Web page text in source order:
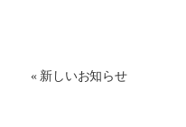
« 新しいお知らせ